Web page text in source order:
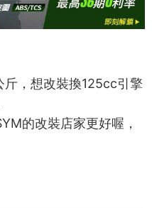
，想改裝換125cc引擎
的改裝店家更好喔，